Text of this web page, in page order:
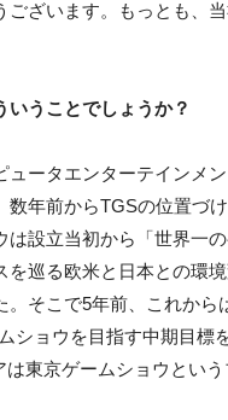
ございます。もっとも、
うことでしょうか？
ュータエンターテインメ
数年前からTGSの位置づ
は設立当初から「世界一
を巡る欧米と日本との環
。そこで5年前、これか
ショウを目指す中期目標
は東京ゲームショウとい